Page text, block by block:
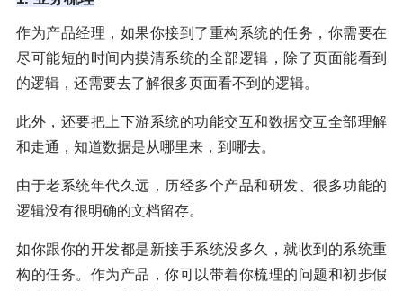
作为产品经理，如果你接到了重构系统的任务，你需要在
尽可能短的时间内摸清系统的全部逻辑，除了页面能看到
的逻辑，还需要去了解很多页面看不到的逻辑。
此外，还要把上下游系统的功能交互和数据交互全部理解
和走通，知道数据是从哪里来，到哪去。
由于老系统年代久远，历经多个产品和研发、很多功能的
逻辑没有很明确的文档留存。
如你跟你的开发都是新接手系统没多久，就收到的系统重
构的任务。作为产品，你可以带着你梳理的问题和初步假